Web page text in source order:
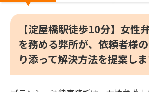
【淀屋橋駅徒歩10分】女性
を務める弊所が、依頼者様
り添って解決方法を提案し